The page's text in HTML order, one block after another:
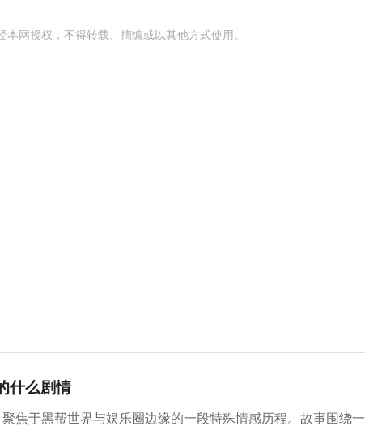
本网授权，不得转载、摘编或以其他方式使用。
什么剧情
焦于黑帮世界与娱乐圈边缘的一段特殊情感历程。故事围绕一